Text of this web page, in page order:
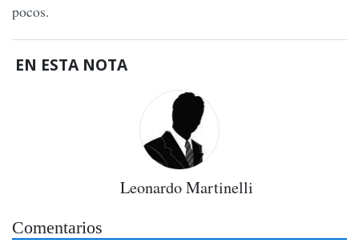
pocos.
EN ESTA NOTA
Leonardo Martinelli
Comentarios